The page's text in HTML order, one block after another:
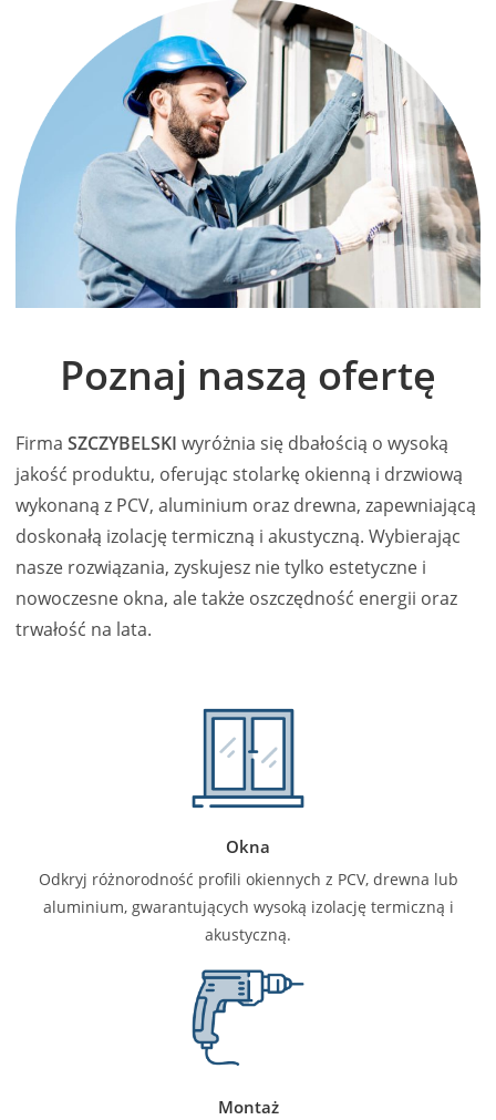
Poznaj naszą ofertę
Firma SZCZYBELSKI wyróżnia się dbałością o wysoką
jakość produktu, oferując stolarkę okienną i drzwiową
wykonaną z PCV, aluminium oraz drewna, zapewniającą
doskonałą izolację termiczną i akustyczną. Wybierając
nasze rozwiązania, zyskujesz nie tylko estetyczne i
nowoczesne okna, ale także oszczędność energii oraz
trwałość na lata.
Okna
Odkryj różnorodność profili okiennych z PCV, drewna lub
aluminium, gwarantujących wysoką izolację termiczną i
akustyczną.
Montaż